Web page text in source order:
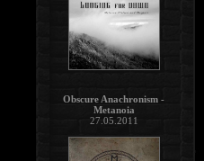
Obscure Anachronism -
Metanoia
27.05.2011